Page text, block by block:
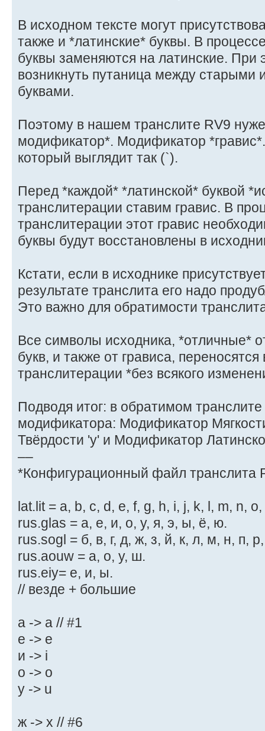
В исходном тексте могут
также и *латинские* буквы. В
буквы заменяются на латинские. При
возникнуть путаница между старыми
буквами.
Поэтому в нашем транслите RV9
модификатор*. Модификатор
который выглядит так (`).
Перед *каждой* *латинской* буквой
транслитерации ставим гравис. В
транслитерации этот гравис
буквы будут восстановлены в
Кстати, если в исходнике
результате транслита его надо
Это важно для обратимости
Все символы исходника, *отличные*
букв, и также от грависа, переносятся
транслитерации *без всякого
Подводя итог: в обратимом
модификатора: Модификатор
Твёрдости 'y' и Модификатор
––
*Конфигурационный файл транслита
lat.lit = a, b, c, d, e, f, g, h, i, j, k, l, m, n,
rus.glas = а, е, и, о, у, я, э, ы, ё, ю.
rus.sogl = б, в, г, д, ж, з, й, к, л, м, н, п,
rus.aouw = а, о, у, ш.
rus.eiy= е, и, ы.
// везде + большие
а -> a // #1
е -> e
и -> i
о -> o
у -> u
ж -> x // #6